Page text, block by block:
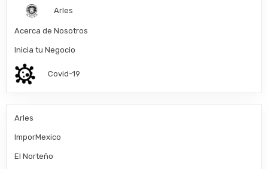
Arles
Acerca de Nosotros
Inicia tu Negocio
Covid-19
Arles
ImporMexico
El Norteño